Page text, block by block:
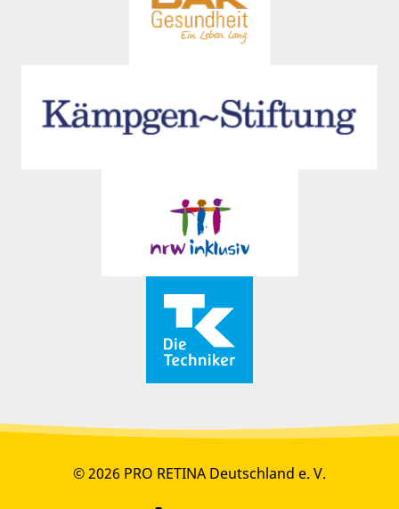
© 2026 PRO RETINA Deutschland e. V.